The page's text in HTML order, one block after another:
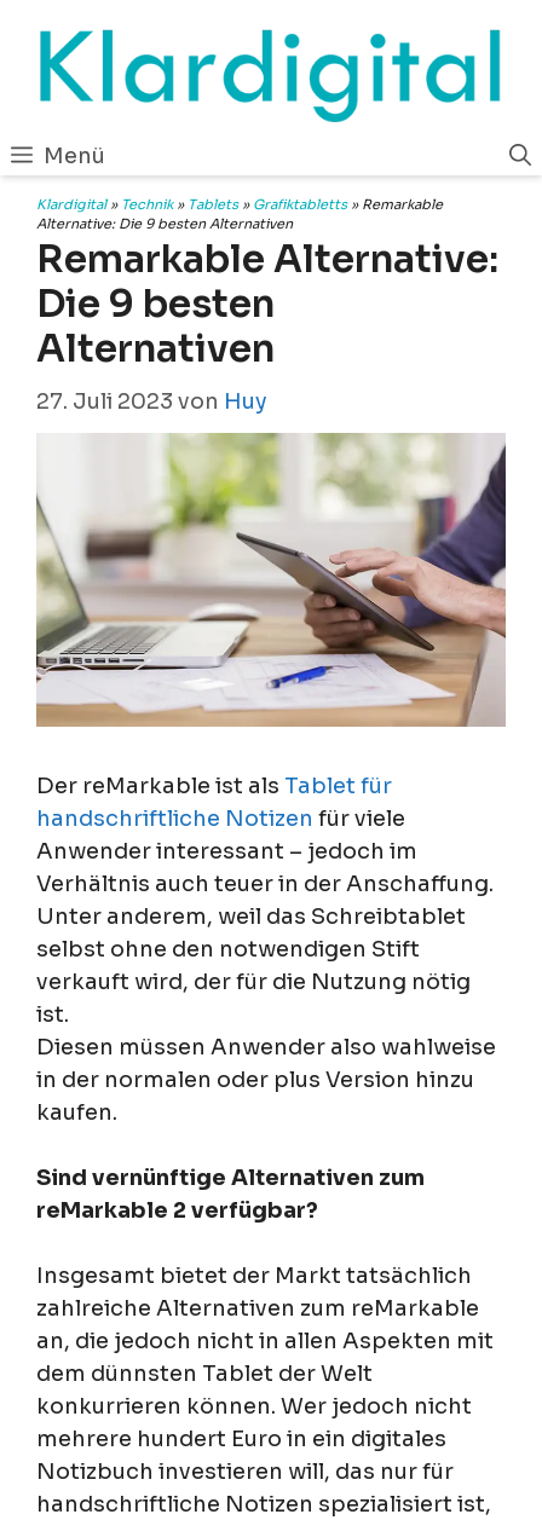
Inhalt
springen
Menü
Klardigital» Technik» Tablets» Grafiktabletts» Remarkable
Alternative: Die 9 besten Alternativen
Remarkable Alternative:
Die 9 besten
Alternativen
27. Juli 2023 von Huy
Der reMarkable ist als Tablet für
handschriftliche Notizen für viele
Anwender interessant – jedoch im
Verhältnis auch teuer in der Anschaffung.
Unter anderem, weil das Schreibtablet
selbst ohne den notwendigen Stift
verkauft wird, der für die Nutzung nötig
ist.
Diesen müssen Anwender also wahlweise
in der normalen oder plus Version hinzu
kaufen.
Sind vernünftige Alternativen zum
reMarkable 2 verfügbar?
Insgesamt bietet der Markt tatsächlich
zahlreiche Alternativen zum reMarkable
an, die jedoch nicht in allen Aspekten mit
dem dünnsten Tablet der Welt
konkurrieren können. Wer jedoch nicht
mehrere hundert Euro in ein digitales
Notizbuch investieren will, das nur für
handschriftliche Notizen spezialisiert ist,